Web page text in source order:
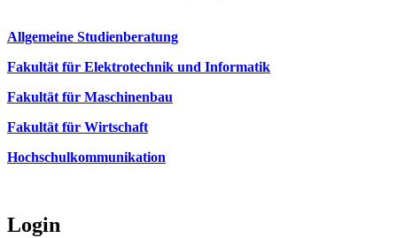
Allgemeine Studienberatung
Fakultät für Elektrotechnik und Informatik
Fakultät für Maschinenbau
Fakultät für Wirtschaft
Hochschulkommunikation
Login